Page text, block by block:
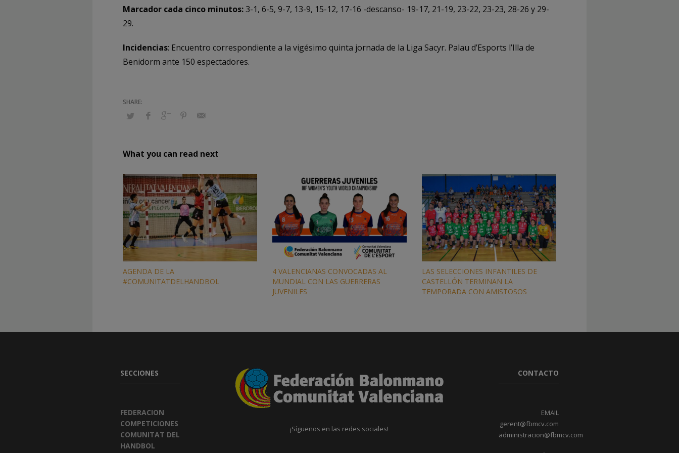
Marcador cada cinco minutos:3-1, 6-5, 9-7, 13-9, 15-12, 17-16 -descanso- 19-17, 21-19, 23-22, 23-23, 28-26 y 29-
29.
Incidencias: Encuentro correspondiente a la vigésimo quinta jornada de la Liga Sacyr. Palau d’Esports l’Illa de
Benidorm ante 150 espectadores.
What you can read next
AGENDA DE LA
#COMUNITATDELHANDBOL
4 VALENCIANAS CONVOCADAS AL
MUNDIAL CON LAS GUERRERAS
JUVENILES
LAS SELECCIONES INFANTILES DE
CASTELLÓN TERMINAN LA
TEMPORADA CON AMISTOSOS
SECCIONES
FEDERACION
COMPETICIONES
COMUNITAT DEL
HANDBOL
¡Síguenos en las redes sociales!
CONTACTO
EMAIL
gerent@fbmcv.com
administracion@fbmcv.com